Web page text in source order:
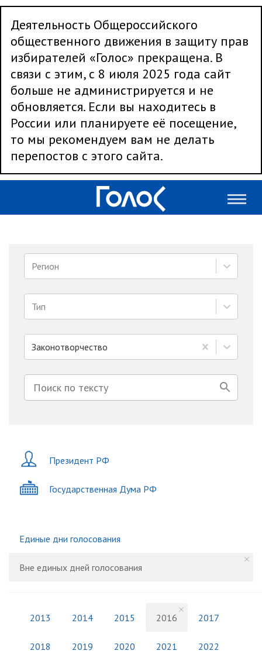
Деятельность Общероссийского
общественного движения в защиту прав
избирателей «Голос» прекращена. В
связи с этим, с 8 июля 2025 года сайт
больше не администрируется и не
обновляется. Если вы находитесь в
России или планируете её посещение,
то мы рекомендуем вам не делать
перепостов с этого сайта.
Регион
Тип
Законотворчество
Президент РФ
Государственная Дума РФ
Единые дни голосования
Вне единых дней голосования
2013 2014 2015 2016 2017
2018 2019 2020 2021 2022